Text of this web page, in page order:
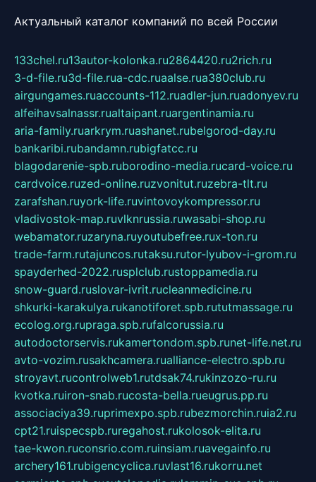
Актуальный каталог компаний по всей России
133chel.ru13autor-kolonka.ru2864420.ru2rich.ru
3-d-file.ru3d-file.rua-cdc.ruaalse.rua380club.ru
airgungames.ruaccounts-112.ruadler-jun.ruadonyev.ru
alfeihavsalnassr.rualtaipant.ruargentinamia.ru
aria-family.ruarkrym.ruashanet.rubelgorod-day.ru
bankaribi.rubandamn.rubigfatcc.ru
blagodarenie-spb.ruborodino-media.rucard-voice.ru
cardvoice.ruzed-online.ruzvonitut.ruzebra-tlt.ru
zarafshan.ruyork-life.ruvintovoykompressor.ru
vladivostok-map.ruvlknrussia.ruwasabi-shop.ru
webamator.ruzaryna.ruyoutubefree.rux-ton.ru
trade-farm.rutajuncos.rutaksu.rutor-lyubov-i-grom.ru
spayderhed-2022.rusplclub.rustoppamedia.ru
snow-guard.ruslovar-ivrit.rucleanmedicine.ru
shkurki-karakulya.rukanotiforet.spb.rututmassage.ru
ecolog.org.rupraga.spb.rufalcorussia.ru
autodoctorservis.rukamertondom.spb.runet-life.net.ru
avto-vozim.rusakhcamera.rualliance-electro.spb.ru
stroyavt.rucontrolweb1.rutdsak74.rukinzozo-ru.ru
kvotka.ruiron-snab.rucosta-bella.rueugrus.pp.ru
associaciya39.ruprimexpo.spb.rubezmorchin.ruia2.ru
cpt21.ruispecspb.ruregahost.rukolosok-elita.ru
tae-kwon.ruconsrio.com.ruinsiam.ruavegainfo.ru
archery161.rubigencyclica.ruvlast16.rukorru.net